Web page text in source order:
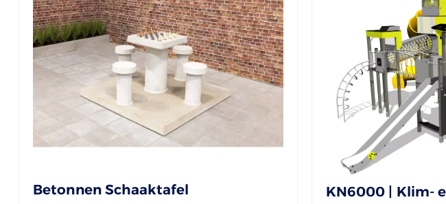
Betonnen Schaaktafel KN6000 | Klim-